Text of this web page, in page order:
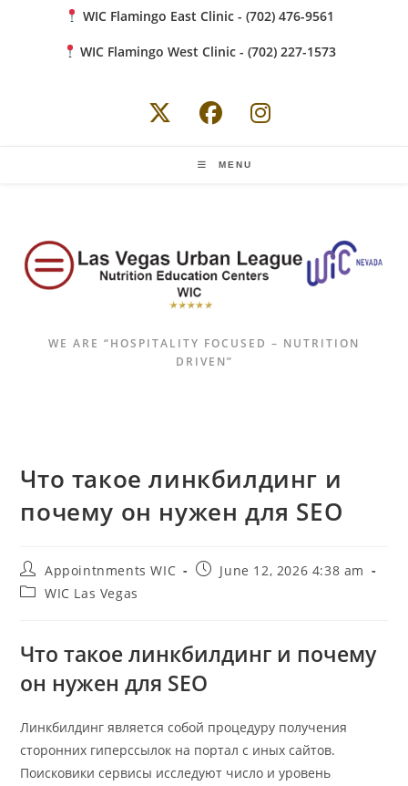
WIC Flamingo East Clinic - (702) 476-9561
WIC Flamingo West Clinic - (702) 227-1573
MENU
WE ARE “HOSPITALITY FOCUSED – NUTRITION
DRIVEN”
Что такое линкбилдинг и
почему он нужен для SEO
Post
author:
Appointnments WIC
PostJune 12, 2026 4:38 am
PostWIC Las Vegas
Что такое линкбилдинг и почему
он нужен для SEO
Линкбилдинг является собой процедуру получения
сторонних гиперссылок на портал с иных сайтов.
Поисковики сервисы исследуют число и уровень